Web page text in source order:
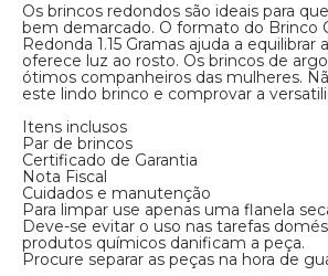
Os brincos redondos são ideais para
bem demarcado. O formato do Brinco
Redonda 1.15 Gramas ajuda a equilibrar
oferece luz ao rosto. Os brincos de
ótimos companheiros das mulheres.
este lindo brinco e comprovar a
Itens inclusos
Par de brincos
Certificado de Garantia
Nota Fiscal
Cuidados e manutenção
Para limpar use apenas uma flanela
Deve-se evitar o uso nas tarefas
produtos químicos danificam a peça.
Procure separar as peças na hora de